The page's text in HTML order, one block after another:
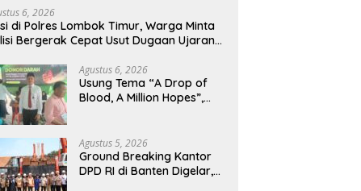
6, 2026
di Polres Lombok Timur, Warga Minta
Bergerak Cepat Usut Dugaan Ujaran
Agustus 6, 2026
Usung Tema “A Drop of
Blood, A Million Hopes”,
Kesehatan Gratis
Agustus 5, 2026
Ground Breaking Kantor
DPD RI di Banten Digelar,